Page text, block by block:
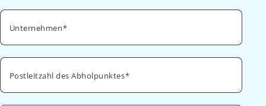
Unternehmen
Postleitzahl des Abholpunktes